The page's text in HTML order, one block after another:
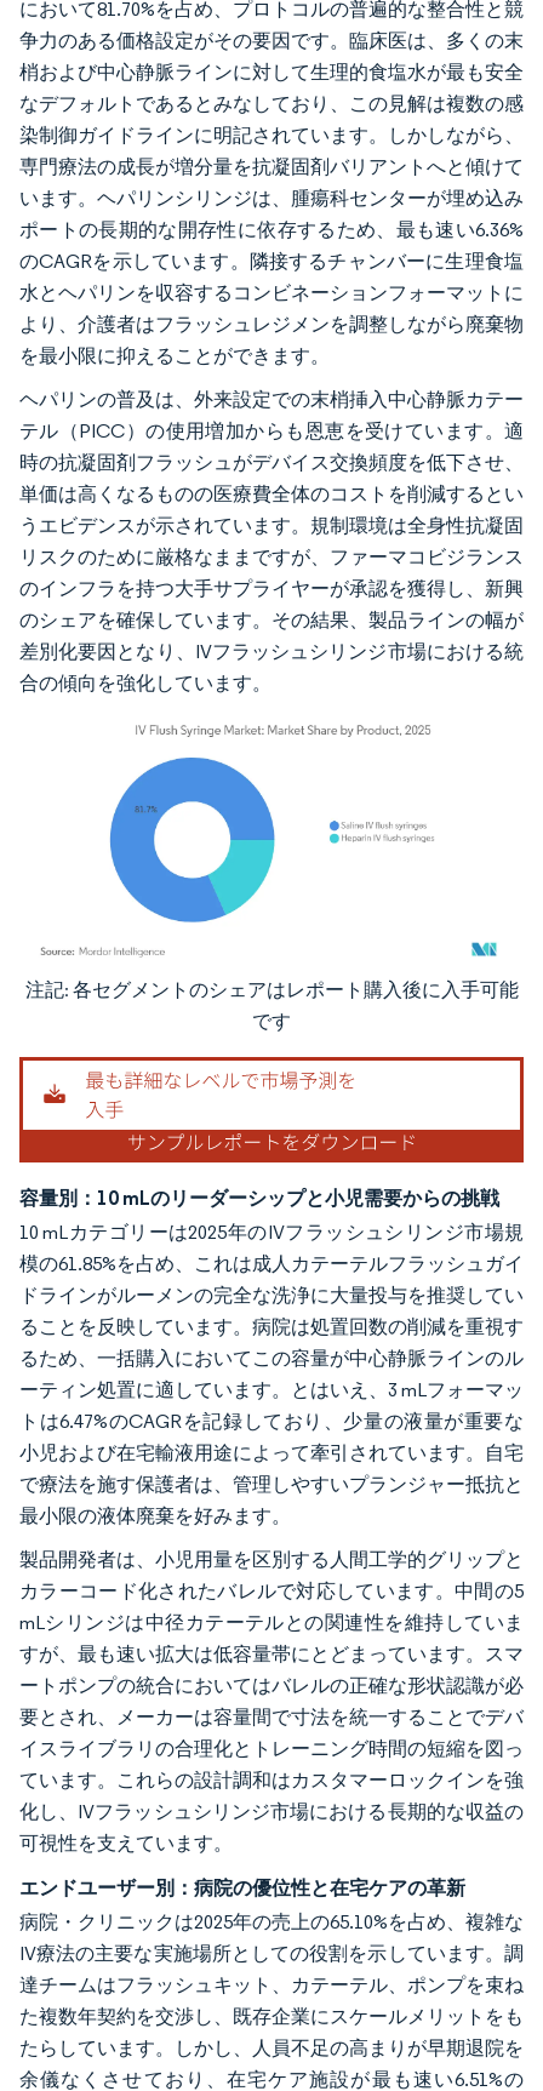
において81.70%を占め、プロトコルの普遍的な整合性と競
争力のある価格設定がその要因です。臨床医は、多くの末
梢および中心静脈ラインに対して生理的食塩水が最も安全
なデフォルトであるとみなしており、この見解は複数の感
染制御ガイドラインに明記されています。しかしながら、
専門療法の成長が増分量を抗凝固剤バリアントへと傾けて
います。ヘパリンシリンジは、腫瘍科センターが埋め込み
ポートの長期的な開存性に依存するため、最も速い6.36%
のCAGRを示しています。隣接するチャンバーに生理食塩
水とヘパリンを収容するコンビネーションフォーマットに
より、介護者はフラッシュレジメンを調整しながら廃棄物
を最小限に抑えることができます。
ヘパリンの普及は、外来設定での末梢挿入中心静脈カテー
テル（PICC）の使用増加からも恩恵を受けています。適
時の抗凝固剤フラッシュがデバイス交換頻度を低下させ、
単価は高くなるものの医療費全体のコストを削減するとい
うエビデンスが示されています。規制環境は全身性抗凝固
リスクのために厳格なままですが、ファーマコビジランス
のインフラを持つ大手サプライヤーが承認を獲得し、新興
のシェアを確保しています。その結果、製品ラインの幅が
差別化要因となり、IVフラッシュシリンジ市場における統
合の傾向を強化しています。
画像 © Mordor Intelligence。再利用にはCC BY 4.0の表示が必要です。
注記: 各セグメントのシェアはレポート購入後に入手可能
です
容量別：10 mLのリーダーシップと小児需要からの挑戦
10 mLカテゴリーは2025年のIVフラッシュシリンジ市場規
模の61.85%を占め、これは成人カテーテルフラッシュガイ
ドラインがルーメンの完全な洗浄に大量投与を推奨してい
ることを反映しています。病院は処置回数の削減を重視す
るため、一括購入においてこの容量が中心静脈ラインのル
ーティン処置に適しています。とはいえ、3 mLフォーマッ
トは6.47%のCAGRを記録しており、少量の液量が重要な
小児および在宅輸液用途によって牽引されています。自宅
で療法を施す保護者は、管理しやすいプランジャー抵抗と
最小限の液体廃棄を好みます。
製品開発者は、小児用量を区別する人間工学的グリップと
カラーコード化されたバレルで対応しています。中間の5
mLシリンジは中径カテーテルとの関連性を維持していま
すが、最も速い拡大は低容量帯にとどまっています。スマ
ートポンプの統合においてはバレルの正確な形状認識が必
要とされ、メーカーは容量間で寸法を統一することでデバ
イスライブラリの合理化とトレーニング時間の短縮を図っ
ています。これらの設計調和はカスタマーロックインを強
化し、IVフラッシュシリンジ市場における長期的な収益の
可視性を支えています。
エンドユーザー別：病院の優位性と在宅ケアの革新
病院・クリニックは2025年の売上の65.10%を占め、複雑な
IV療法の主要な実施場所としての役割を示しています。調
達チームはフラッシュキット、カテーテル、ポンプを束ね
た複数年契約を交渉し、既存企業にスケールメリットをも
たらしています。しかし、人員不足の高まりが早期退院を
余儀なくさせており、在宅ケア施設が最も速い6.51%の